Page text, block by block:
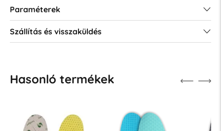
Paraméterek
Szállítás és visszaküldés
Hasonló termékek